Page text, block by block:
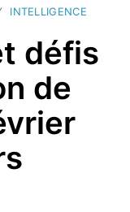
INTELLIGENCE
défis
de